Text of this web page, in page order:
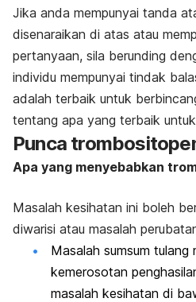
Jika anda mempunyai tanda
disenaraikan di atas atau
pertanyaan, sila berunding
individu mempunyai tindak
adalah terbaik untuk
tentang apa yang terbaik
Punca
Apa yang menyebabkan
Masalah kesihatan ini boleh
diwarisi atau masalah
Masalah sumsum tulang
kemerosotan
masalah kesihatan di